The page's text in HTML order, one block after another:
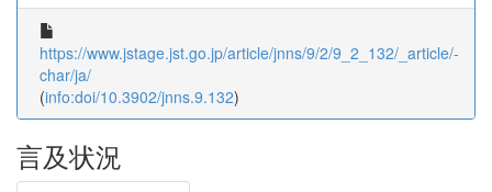
https://www.jstage.jst.go.jp/article/jnns/9/2/9_2_132/_article/-
char/ja/
(info:doi/10.3902/jnns.9.132)
言及状況